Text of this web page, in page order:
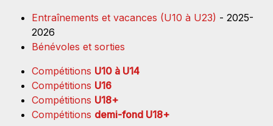
Entraînements et vacances (U10 à U23) - 2025-
2026
Bénévoles et sorties
Compétitions U10 à U14
Compétitions U16
Compétitions U18+
Compétitions demi-fond U18+